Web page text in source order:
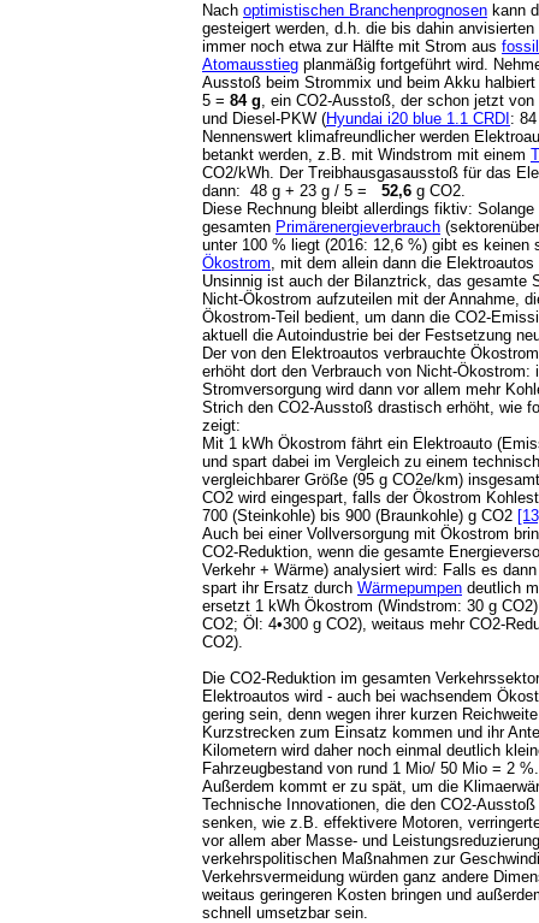
Nach optimistischen Branchenprognosen kann
gesteigert werden, d.h. die bis dahin
immer noch etwa zur Hälfte mit Strom aus
Atomausstieg planmäßig fortgeführt wird.
Ausstoß beim Strommix und beim Akku
5 = 84 g, ein CO2-Ausstoß, der schon jetzt
und Diesel-PKW (Hyundai i20 blue 1.1 CRDI :
Nennenswert klimafreundlicher werden
betankt werden, z.B. mit Windstrom mit einem
CO2/kWh. Der Treibhausgasausstoß für das
dann: 48 g + 23 g / 5 =
52,6 g CO2.
Diese Rechnung bleibt allerdings fiktiv: Solange
gesamten Primärenergieverbrauch
unter 100 % liegt (2016: 12,6 %) gibt es
Ökostrom, mit dem allein dann die
Unsinnig ist auch der Bilanztrick, das gesamte
Nicht-Ökostrom aufzuteilen mit der Annahme,
Ökostrom-Teil bedient, um dann die CO2-
aktuell die Autoindustrie bei der Festsetzung
Der von den Elektroautos verbrauchte
erhöht dort den Verbrauch von Nicht-
Stromversorgung wird dann vor allem mehr
Strich den CO2-Ausstoß drastisch erhöht, wie
zeigt:
Mit 1 kWh Ökostrom fährt ein Elektroauto
und spart dabei im Vergleich zu einem
vergleichbarer Größe (95 g CO2e/km)
CO2 wird eingespart, falls der Ökostrom
700 (Steinkohle) bis 900 (Braunkohle) g CO2
Auch bei einer Vollversorgung mit Ökostrom
CO2-Reduktion, wenn die gesamte
Verkehr + Wärme) analysiert wird: Falls es
spart ihr Ersatz durch Wärmepumpen deutlich
ersetzt 1 kWh Ökostrom (Windstrom: 30 g
CO2; Öl: 4•300 g CO2), weitaus mehr CO2-
CO2).
Die CO2-Reduktion im gesamten
Elektroautos wird - auch bei wachsendem
gering sein, denn wegen ihrer kurzen
Kurzstrecken zum Einsatz kommen und ihr
Kilometern wird daher noch einmal deutlich
Fahrzeugbestand von rund 1 Mio/ 50 Mio = 2 %.
Außerdem kommt er zu spät, um die
Technische Innovationen, die den CO2-
senken, wie z.B. effektivere Motoren,
vor allem aber Masse- und
verkehrspolitischen Maßnahmen zur
Verkehrsvermeidung würden ganz andere
weitaus geringeren Kosten bringen und
schnell umsetzbar sein.